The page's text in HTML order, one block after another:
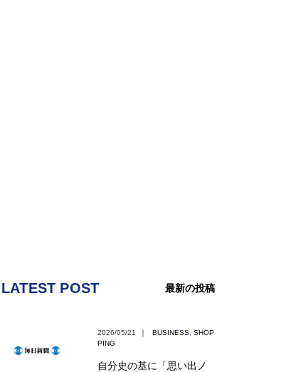
LATEST POST 最新の投稿
2026/05/21 ｜ BUSINESS SHOP
PING
自分史の基に「思い出ノ